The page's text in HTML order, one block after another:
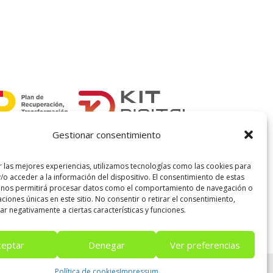
Gestionar consentimiento
las mejores experiencias, utilizamos tecnologías como las cookies para
o acceder a la información del dispositivo. El consentimiento de estas
permitirá procesar datos como el comportamiento de navegación o
únicas en este sitio. No consentir o retirar el consentimiento,
negativamente a ciertas características y funciones.
Denegar Ver preferencias
| POLÍTICA DE COOKIES